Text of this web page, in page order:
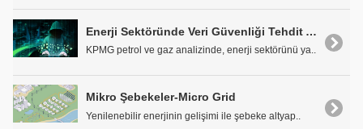
Enerji Sektöründe Veri Güvenliği Tehdit Altında
KPMG petrol ve gaz analizinde, enerji sektörünü ya..
Mikro Şebekeler-Micro Grid
Yenilenebilir enerjinin gelişimi ile şebeke altyap..